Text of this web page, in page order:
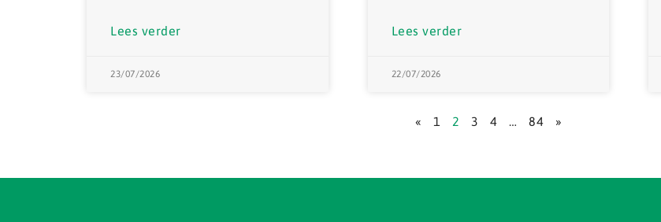
Lees verder
23/07/2026
Lees verder
22/07/2026
« 1 2 3 4 … 84 »